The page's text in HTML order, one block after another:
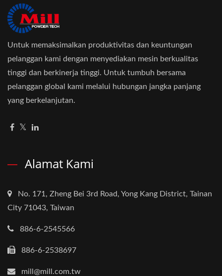
Untuk memaksimalkan produktivitas dan keuntungan
pelanggan kami dengan menyediakan mesin berkualitas
tinggi dan berkinerja tinggi. Untuk tumbuh bersama
pelanggan global kami melalui hubungan jangka panjang
yang berkelanjutan.
Alamat Kami
No. 171, Zheng Bei 3rd Road, Yong Kang District, Tainan
City 71043, Taiwan
886-6-2545566
886-6-2538697
mill@mill.com.tw